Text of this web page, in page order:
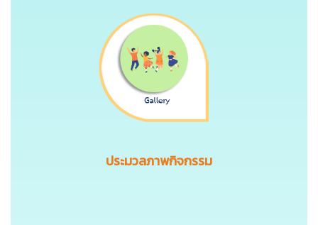
ประมวลภาพกิจกรรม